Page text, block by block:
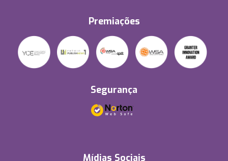
Premiações
Segurança
Mídias Sociais